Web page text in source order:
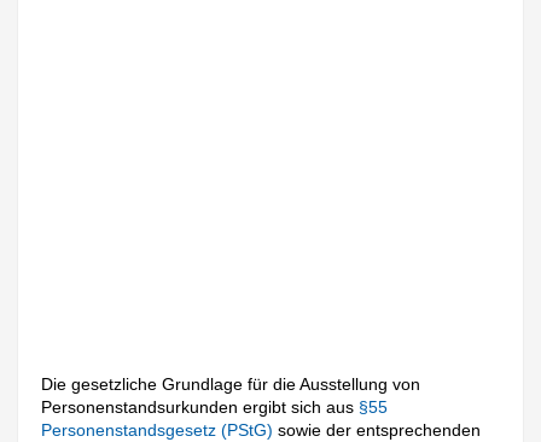
Die gesetzliche Grundlage für die Ausstellung von
Personenstandsurkunden ergibt sich aus §55
Personenstandsgesetz (PStG)sowie der entsprechenden